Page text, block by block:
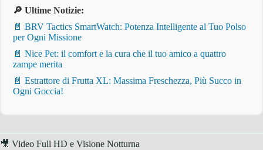
🔎 Ultime Notizie:
📄 BRV Tactics SmartWatch: Potenza Intelligente al Tuo Polso
per Ogni Missione
📄 Nice Pet: il comfort e la cura che il tuo amico a quattro
zampe merita
📄 Estrattore di Frutta XL: Massima Freschezza, Più Succo in
Ogni Goccia!
🎥 Video Full HD e Visione Notturna